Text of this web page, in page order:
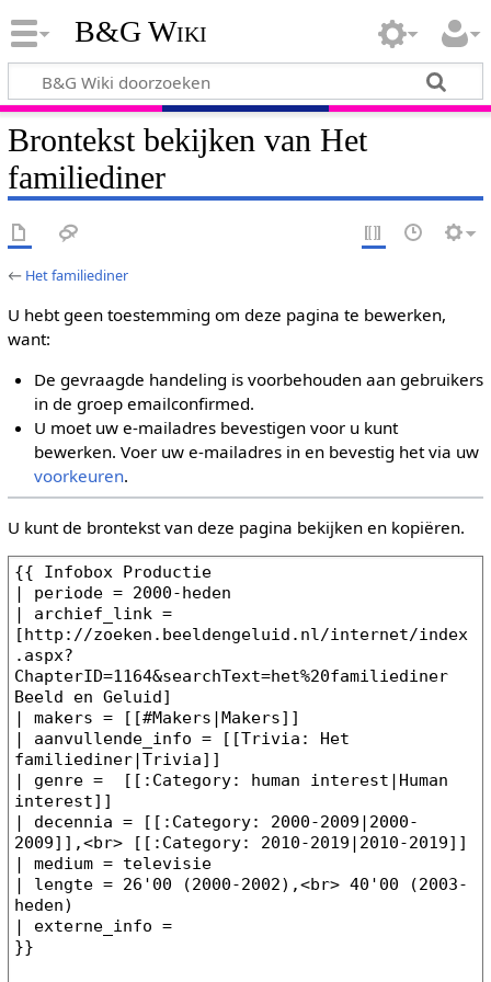
B&G Wiki
Brontekst bekijken van Het
familiediner
← Het familiediner
U hebt geen toestemming om deze pagina te bewerken,
want:
De gevraagde handeling is voorbehouden aan gebruikers
in de groep emailconfirmed.
U moet uw e-mailadres bevestigen voor u kunt
bewerken. Voer uw e-mailadres in en bevestig het via uw
voorkeuren.
U kunt de brontekst van deze pagina bekijken en kopiëren.